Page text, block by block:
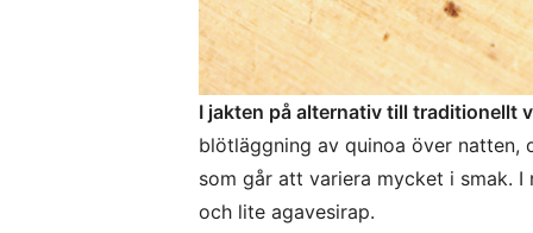
I jakten på alternativ till traditionellt
blötläggning av quinoa över
som går att variera mycket i smak.
och lite agavesirap.